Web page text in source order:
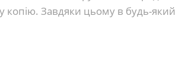
копію. Завдяки цьому в будь-який